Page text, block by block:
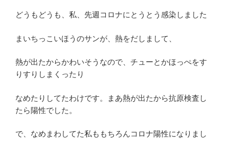
どうもどうも、私、先週コロナにとうとう感染しました
まいちっこいほうのサンが、熱をだしまして、
熱が出たからかわいそうなので、チューとかほっぺをす
りすりしまくったり
なめたりしてたわけです。まあ熱が出たから抗原検査し
たら陽性でした。
で、なめまわしてた私ももちろんコロナ陽性になりまし